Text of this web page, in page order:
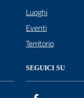
Luoghi
Eventi
Territorio
SEGUICI SU